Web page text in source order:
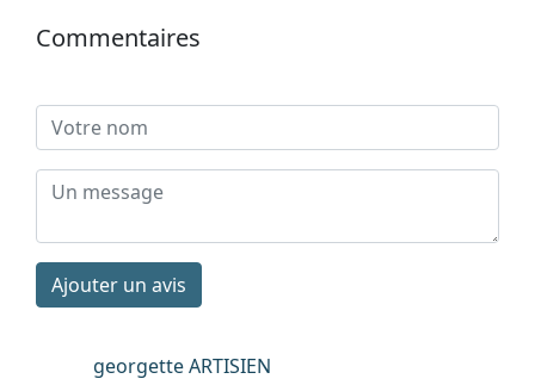
Commentaires
Ajouter un avis
georgette ARTISIEN